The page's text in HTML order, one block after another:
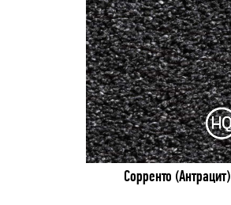
Сорренто (Антрацит)